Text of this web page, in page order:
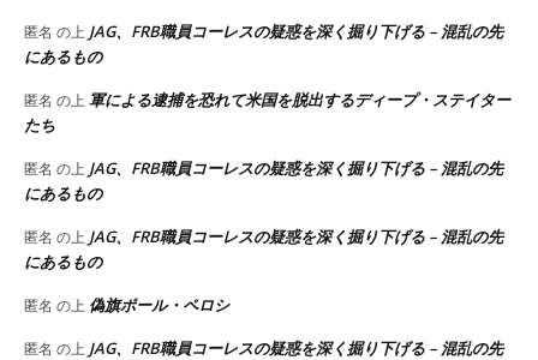
匿名 の上 JAG、FRB職員コーレスの疑惑を深く掘り下げる – 混乱の先
にあるもの
匿名 の上 軍による逮捕を恐れて米国を脱出するディープ・ステイター
たち
匿名 の上 JAG、FRB職員コーレスの疑惑を深く掘り下げる – 混乱の先
にあるもの
匿名 の上 JAG、FRB職員コーレスの疑惑を深く掘り下げる – 混乱の先
にあるもの
匿名 の上 偽旗ポール・ペロシ
匿名 の上 JAG、FRB職員コーレスの疑惑を深く掘り下げる – 混乱の先